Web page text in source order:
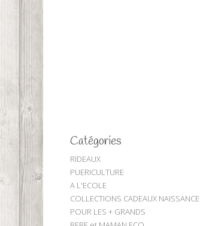
Catégories
RIDEAUX
PUERICULTURE
A L'ECOLE
COLLECTIONS CADEAUX NAISSANCE
POUR LES + GRANDS